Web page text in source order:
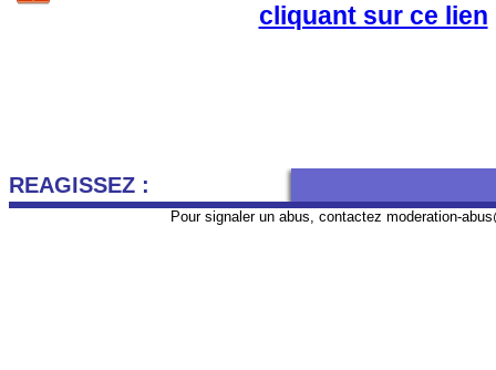
cliquant sur ce lien
REAGISSEZ :
Pour signaler un abus, contactez moderation-